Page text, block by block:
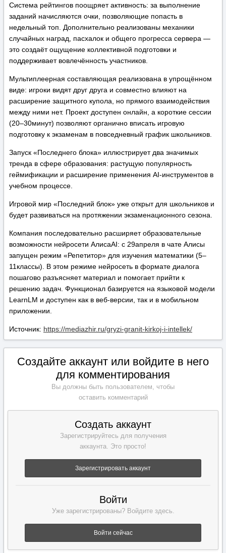
Система рейтингов поощряет активность: за выполнение
заданий начисляются очки, позволяющие попасть в
недельный топ. Дополнительно реализованы механики
случайных наград, пасхалок и общего прогресса сервера —
это создаёт ощущение коллективной подготовки и
поддерживает вовлечённость участников.
Мультиплеерная составляющая реализована в упрощённом
виде: игроки видят друг друга и совместно влияют на
расширение защитного купола, но прямого взаимодействия
между ними нет. Проект доступен онлайн, а короткие сессии
(20–30минут) позволяют органично вписать игровую
подготовку к экзаменам в повседневный график школьников.
Запуск «Последнего блока» иллюстрирует два значимых
тренда в сфере образования: растущую популярность
геймификации и расширение применения AI‑инструментов в
учебном процессе.
Игровой мир «Последний блок» уже открыт для школьников и
будет развиваться на протяжении экзаменационного сезона.
Компания последовательно расширяет образовательные
возможности нейросети АлисаAI: с 29апреля в чате Алисы
запущен режим «Репетитор» для изучения математики (5–
11классы). В этом режиме нейросеть в формате диалога
пошагово разъясняет материал и помогает прийти к
решению задач. Функционал базируется на языковой модели
LearnLM и доступен как в веб‑версии, так и в мобильном
приложении.
Источник: https://mediazhir.ru/gryzi-granit-kirkoj-i-intellek/
Создайте аккаунт или войдите в него
для комментирования
Вы должны быть пользователем, чтобы
оставить комментарий
Создать аккаунт
Зарегистрируйтесь для получения
аккаунта. Это просто!
Зарегистрировать аккаунт
Войти
Уже зарегистрированы? Войдите здесь.
Войти сейчас